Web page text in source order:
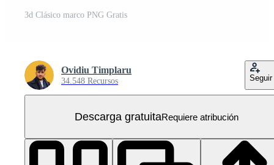
3d Clásico marco PNG Gratis
Ovidiu Timplaru
34.548 Recursos Seguir
Descarga gratuitaRequiere atribución